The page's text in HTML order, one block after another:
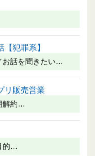
犯罪系】
お話を聞きたい…
リ販売営業
解約…
的…